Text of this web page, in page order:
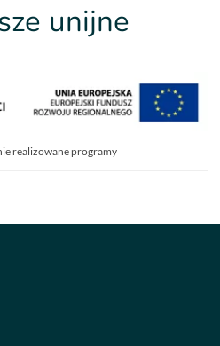
unijne
realizowane programy